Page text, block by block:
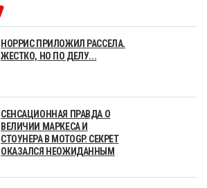
НОРРИС ПРИЛОЖИЛ РАССЕЛА.
ЖЕСТКО, НО ПО ДЕЛУ...
СЕНСАЦИОННАЯ ПРАВДА О
ВЕЛИЧИИ МАРКЕСА И
СТОУНЕРА В MOTOGP. СЕКРЕТ
ОКАЗАЛСЯ НЕОЖИДАННЫМ